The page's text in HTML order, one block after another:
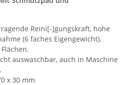
Reini[-]gungskraft, hohe
(6 faches Eigengewicht).
auswaschbar, auch in Maschine
x 30 mm